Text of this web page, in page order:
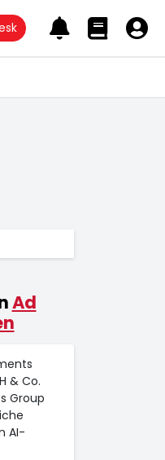
Ad
& Co.
Group
AI-